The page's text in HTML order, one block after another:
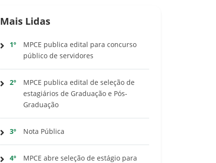
Mais Lidas
1º
MPCE publica edital para concurso
público de servidores
2º
MPCE publica edital de seleção de
estagiários de Graduação e Pós-
Graduação
3º Nota Pública
4º
MPCE abre seleção de estágio para